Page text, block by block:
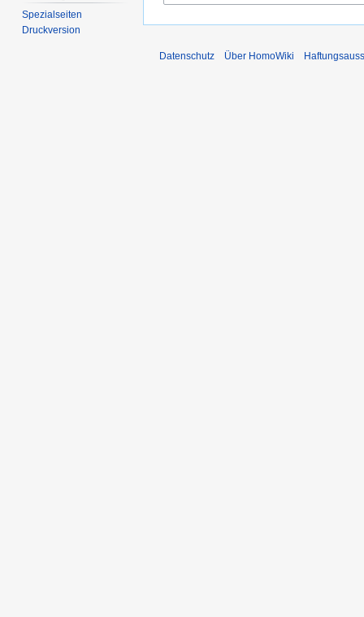
Spezialseiten
Druckversion
Datenschutz Über HomoWiki